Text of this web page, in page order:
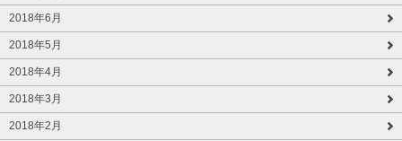
2018年6月
2018年5月
2018年4月
2018年3月
2018年2月